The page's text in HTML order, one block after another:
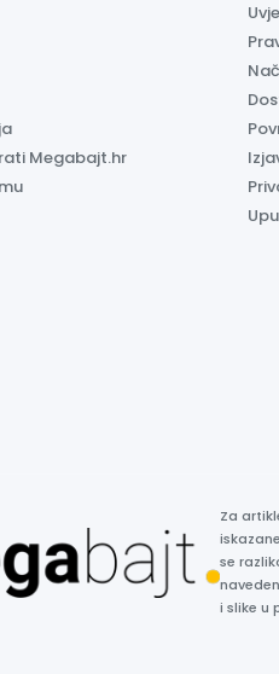
Megabajt.hr
Za
se
i slike u